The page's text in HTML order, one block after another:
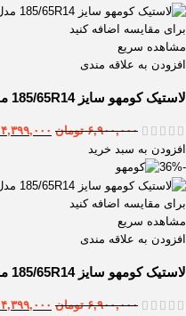
برای مقایسه اضافه کنید
مشاهده سریع
افزودن به علاقه مندی
لاستیک كومهو سایز 185/65R14 مدل Solus TA11
۶,۹۰۰,۰۰۰ تومان ۴,۳۹۹,۰۰۰
افزودن به سبد خرید
-36%
برای مقایسه اضافه کنید
مشاهده سریع
افزودن به علاقه مندی
لاستیک کومهو سایز 185/65R14 مدل Solus TA31
۶,۹۰۰,۰۰۰ تومان ۴,۳۹۹,۰۰۰